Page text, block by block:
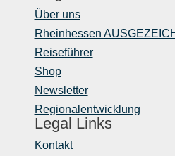
Über uns
Rheinhessen
Reiseführer
Shop
Newsletter
Regionalentwicklung
Legal Links
Kontakt